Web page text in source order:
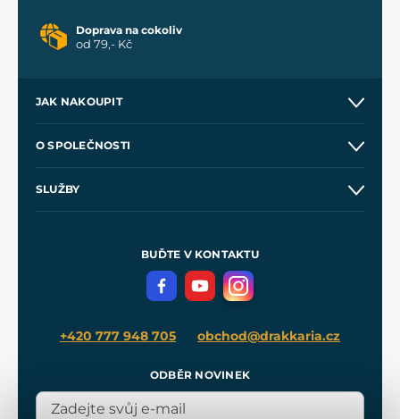
Doprava na cokoliv
od 79,- Kč
JAK NAKOUPIT
Velkoobchod
O SPOLEČNOSTI
SLUŽBY
Meče pro Kingdom Come
BUĎTE V KONTAKTU
+420 777 948 705 obchod@drakkaria.cz
ODBĚR NOVINEK